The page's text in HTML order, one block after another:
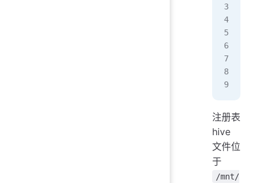
注册表
hive
文件位
于
/mnt/